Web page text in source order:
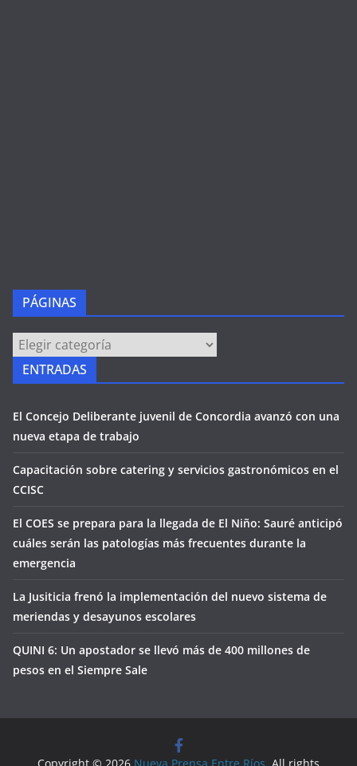
PÁGINAS
PÁGINAS
ENTRADAS
El Concejo Deliberante juvenil de Concordia avanzó con una
nueva etapa de trabajo
Capacitación sobre catering y servicios gastronómicos en el
CCISC
El COES se prepara para la llegada de El Niño: Sauré anticipó
cuáles serán las patologías más frecuentes durante la
emergencia
La Jusiticia frenó la implementación del nuevo sistema de
meriendas y desayunos escolares
QUINI 6: Un apostador se llevó más de 400 millones de
pesos en el Siempre Sale